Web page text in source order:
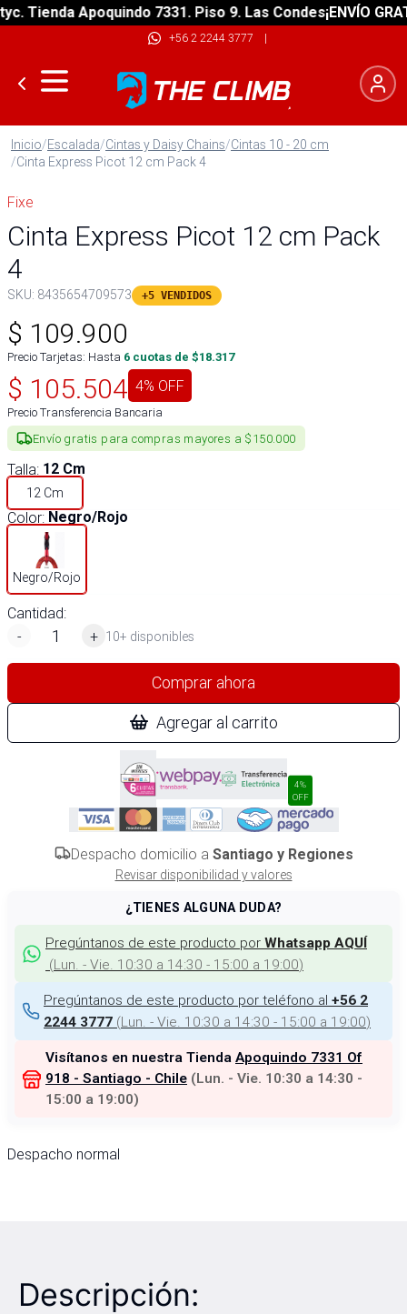
Apoquindo 7331. Piso 9. Las Condes¡ENVÍO
+56 2 2244 3777 |
Inicio/Escalada/Cintas y Daisy Chains/Cintas 10 - 20 cm
/Cinta Express Picot 12 cm Pack 4
Fixe
Cinta Express Picot 12 cm Pack
4
SKU: 8435654709573 +5 VENDIDOS
$ 109.900
Precio Tarjetas: Hasta 6 cuotas de $18.317
$ 105.504 4% OFF
Precio Transferencia Bancaria
Envío gratis para compras mayores a $150.000
Talla: 12 Cm
12 Cm
Color: Negro/Rojo
Negro/Rojo
Cantidad:
-
+ 10+ disponibles
Comprar ahora
Agregar al carrito
4%
OFF
Despacho domicilio a Santiago y Regiones
Revisar disponibilidad y valores
¿TIENES ALGUNA DUDA?
Pregúntanos de este producto por Whatsapp AQUÍ
(Lun. - Vie. 10:30 a 14:30 - 15:00 a 19:00)
Pregúntanos de este producto por teléfono al +56 2
2244 3777 (Lun. - Vie. 10:30 a 14:30 - 15:00 a 19:00)
Visítanos en nuestra Tienda Apoquindo 7331 Of
918 - Santiago - Chile (Lun. - Vie. 10:30 a 14:30 -
15:00 a 19:00)
Despacho normal
Descripción: